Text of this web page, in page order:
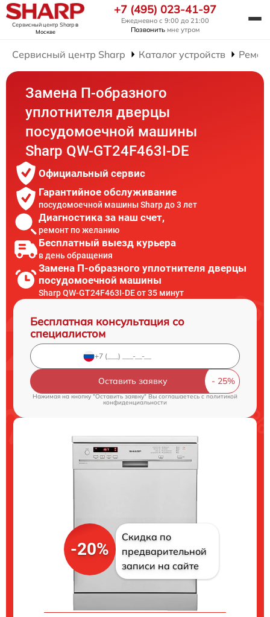
Сервисный центр Sharpв
Москве
+7 (495) 023-41-97
Ежедневно с 9:00 до 21:00
Позвонить мне утром
Сервисный центр Sharp Каталог устройств
Замена П-образного
уплотнителя дверцы
посудомоечной машины
Sharp QW-GT24F463I-DE
Официальный сервис
Гарантийное обслуживание
посудомоечной машины Sharp до 3 лет
Диагностика за наш счет,
ремонт по желанию
Бесплатный выезд курьера
в день обращения
Замена П-образного уплотнителя дверцы
посудомоечной машины
Sharp QW-GT24F463I-DE от 35 минут
Бесплатная консультация со
специалистом
Оставить заявку
Нажимая на кнопку "Оставить заявку" Вы соглашаетесь cполитикой
конфиденциальности
-20%
Скидка по
предварительной
записи на сайте